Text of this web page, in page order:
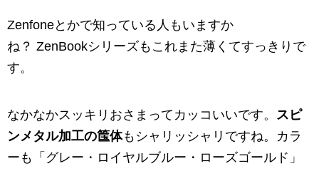
Zenfoneとかで知っている人もいますか
ね？ ZenBookシリーズもこれまた薄くてすっきりで
す。
なかなかスッキリおさまってカッコいいです。 スピ
ンメタル加工の筺体もシャリッシャリですね。カラ
ーも「グレー・ロイヤルブルー・ローズゴールド」